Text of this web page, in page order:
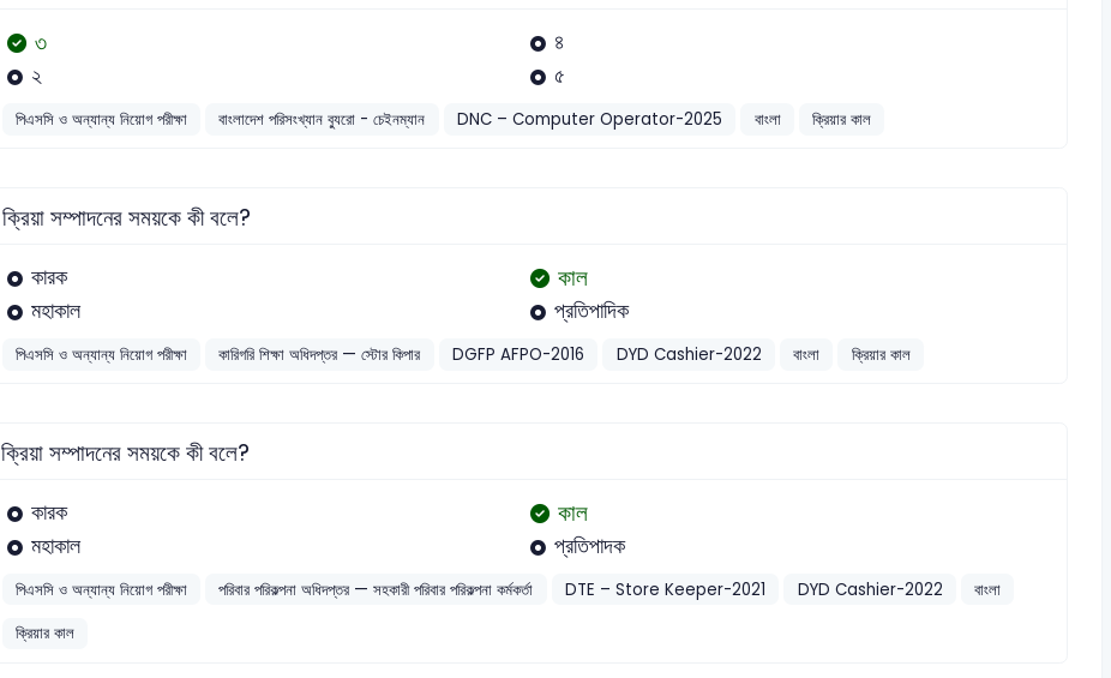
৩
৪
২
৫
পিএসসি ও অন্যান্য নিয়োগ পরীক্ষা বাংলাদেশ পরিসংখ্যান ব্যুরো - চেইনম্যান DNC – Computer Operator-2025 বাংলা ক্রিয়ার কাল
ক্রিয়া সম্পাদনের সময়কে কী বলে?
কারক কাল
মহাকাল প্রতিপাদিক
পিএসসি ও অন্যান্য নিয়োগ পরীক্ষা কারিগরি শিক্ষা অধিদপ্তর — স্টোর কিপার DGFP AFPO-2016 DYD Cashier-2022 বাংলা ক্রিয়ার কাল
ক্রিয়া সম্পাদনের সময়কে কী বলে?
কারক কাল
মহাকাল প্রতিপাদক
পিএসসি ও অন্যান্য নিয়োগ পরীক্ষা পরিবার পরিকল্পনা অধিদপ্তর — সহকারী পরিবার পরিকল্পনা কর্মকর্তা DTE – Store Keeper-2021 DYD Cashier-2022
বাংলা
ক্রিয়ার কাল